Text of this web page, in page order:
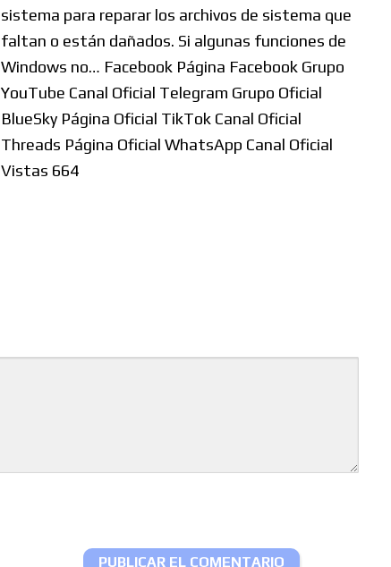
sistema para reparar los archivos de sistema que
faltan o están dañados. Si algunas funciones de
Windows no… Facebook Página Facebook Grupo
YouTube Canal Oficial Telegram Grupo Oficial
BlueSky Página Oficial TikTok Canal Oficial
Threads Página Oficial WhatsApp Canal Oficial
Vistas 664